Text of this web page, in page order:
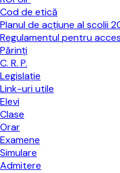
Cod de etică
Planul de acțiune al școlii
Regulamentul pentru
Părinţi
C. R. P.
Legislaţie
Link-uri utile
Elevi
Clase
Orar
Examene
Simulare
Admitere